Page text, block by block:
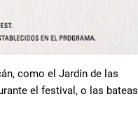
como el Jardín de las
el festival, o las bateas